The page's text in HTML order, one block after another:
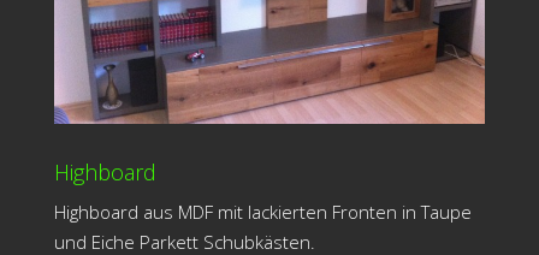
Highboard
Highboard aus MDF mit lackierten Fronten in Taupe
und Eiche Parkett Schubkästen.